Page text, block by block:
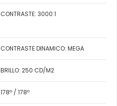
CONTRASTE: 3000:1
CONTRASTE DINAMICO: MEGA
BRILLO: 250 CD/M2
178º / 178º